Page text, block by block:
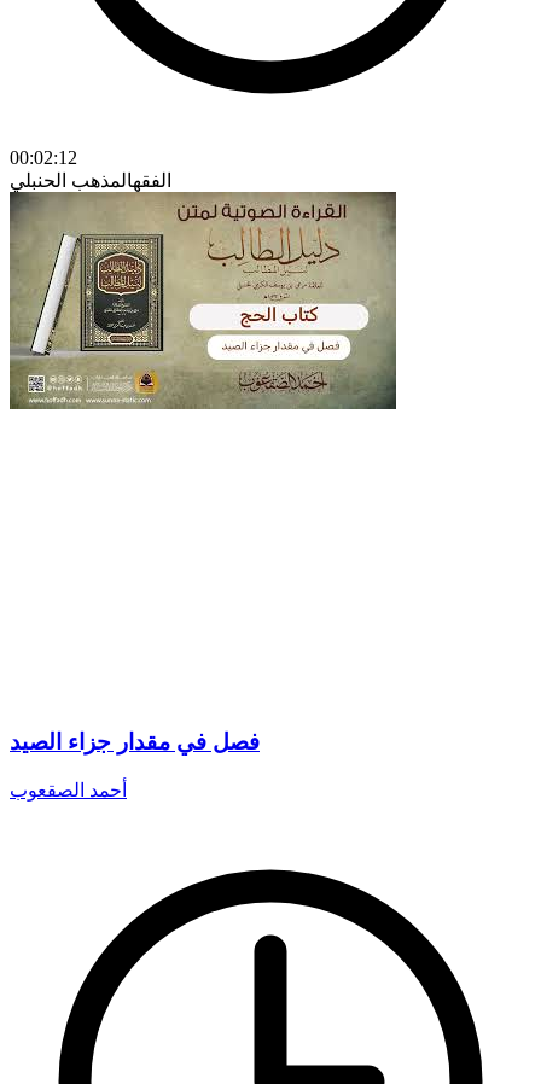
00:02:12
الفقهالمذهب الحنبلي
فصل في مقدار جزاء الصيد
أحمد الصقعوب